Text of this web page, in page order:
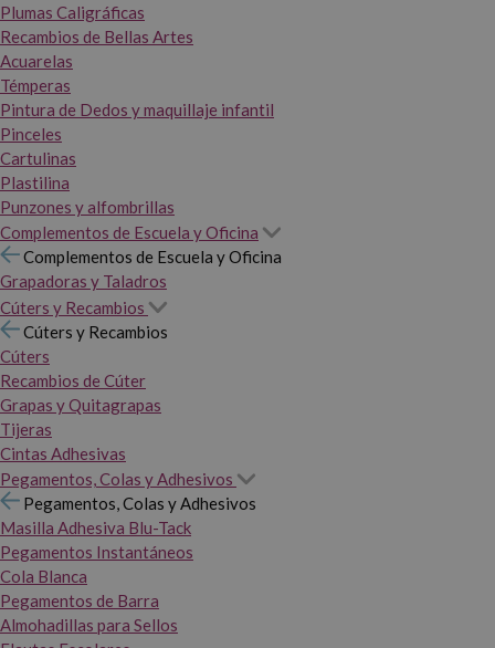
Plumas Caligráficas
Recambios de Bellas Artes
Acuarelas
Témperas
Pintura de Dedos y maquillaje infantil
Pinceles
Cartulinas
Plastilina
Punzones y alfombrillas
Complementos de Escuela y Oficina
Complementos de Escuela y Oficina
Grapadoras y Taladros
Cúters y Recambios
Cúters y Recambios
Cúters
Recambios de Cúter
Grapas y Quitagrapas
Tijeras
Cintas Adhesivas
Pegamentos, Colas y Adhesivos
Pegamentos, Colas y Adhesivos
Masilla Adhesiva Blu-Tack
Pegamentos Instantáneos
Cola Blanca
Pegamentos de Barra
Almohadillas para Sellos